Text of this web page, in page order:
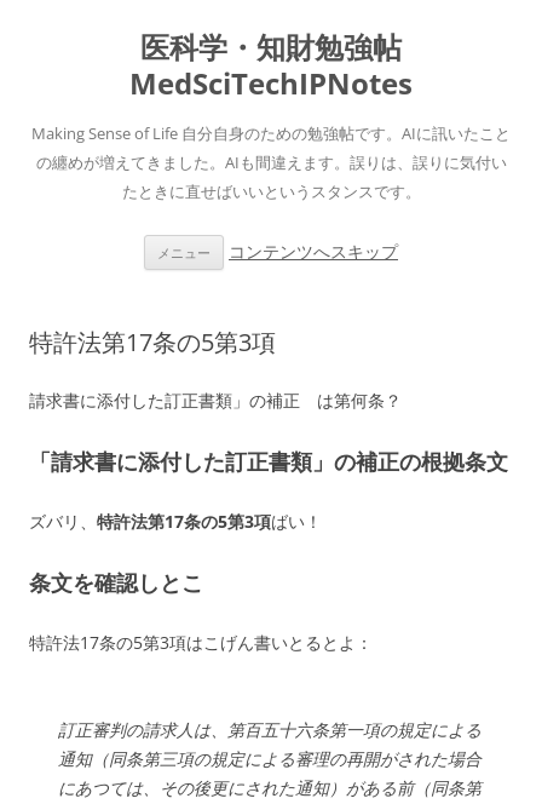
医科学・知財勉強帖
MedSciTechIPNotes
Making Sense of Life 自分自身のための勉強帖です。AIに訊いたこと
の纏めが増えてきました。AIも間違えます。誤りは、誤りに気付い
たときに直せばいいというスタンスです。
メニュー コンテンツへスキップ
特許法第17条の5第3項
請求書に添付した訂正書類」の補正 は第何条？
「請求書に添付した訂正書類」の補正の根拠条文
ズバリ、 特許法第17条の5第3項ばい！
条文を確認しとこ
特許法17条の5第3項はこげん書いとるとよ：
訂正審判の請求人は、第百五十六条第一項の規定による
通知（同条第三項の規定による審理の再開がされた場合
にあつては、その後更にされた通知）がある前（同条第